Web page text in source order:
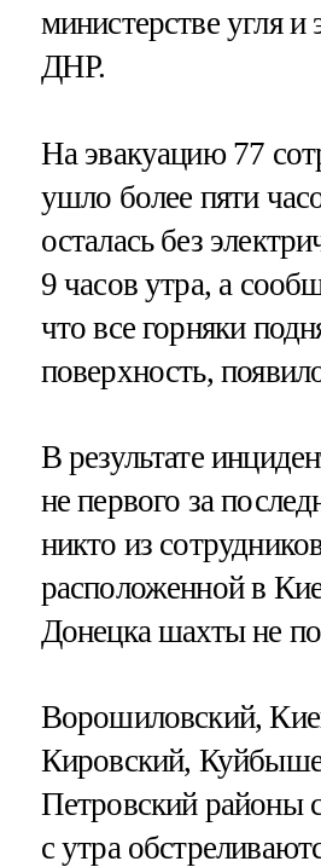
министерстве угля и
ДНР.
На эвакуацию 77
ушло более пяти
осталась без
9 часов утра, а
что все горняки
поверхность,
В результате
не первого за
никто из
расположенной в
Донецка шахты не
Ворошиловский,
Кировский,
Петровский районы
с утра